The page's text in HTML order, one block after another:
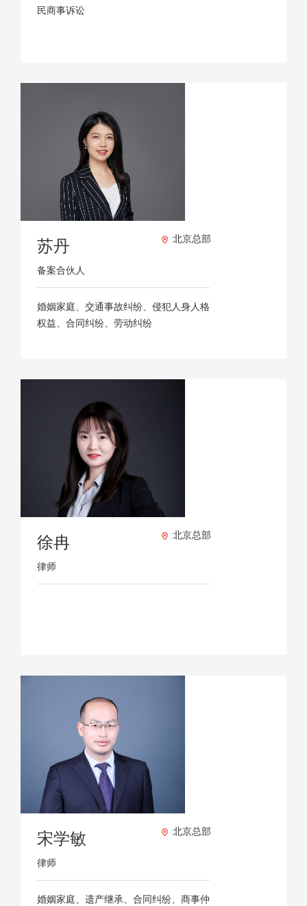
民商事诉讼
苏丹
备案合伙人
北京总部
婚姻家庭、交通事故纠纷、侵犯人身人格
权益、合同纠纷、劳动纠纷
徐冉
律师
北京总部
宋学敏
律师
北京总部
婚姻家庭、遗产继承、合同纠纷、商事仲